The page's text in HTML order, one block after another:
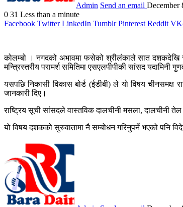
Admin Send an email December
0 31 Less than a minute
Facebook Twitter LinkedIn Tumblr Pinterest Reddit
कोलम्बो । नगदको अभावमा फसेको श्रीलंकाले सात दशकदेखि
मन्त्रिस्तरीय परामर्श समितिमा एसएलपीपीकी सांसद यदामिनी
यसपछि निकासी विकास बोर्ड (ईडीबी) ले यो विषय चीनसमक्ष
जानकारी दिए।
राष्ट्रिय सूची सांसदले वास्तविक दालचीनी मसला, दालचीनी
यो विषय दशकको सुरुवातामा नै सम्बोधन गरिनुपर्ने भएको पनि